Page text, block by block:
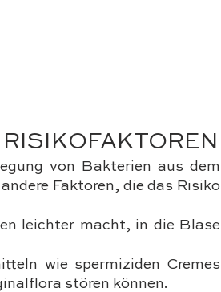
von Bakterien aus dem
Faktoren, die das Risiko
leichter macht, in die Blase
wie spermiziden Cremes
stören können.